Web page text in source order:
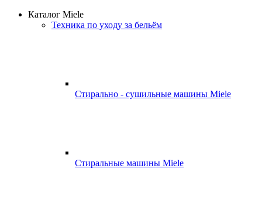
Каталог Miele
Техника по уходу за бельём
Стирально - сушильные машины Miele
Стиральные машины Miele